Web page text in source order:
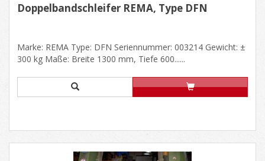
Doppelbandschleifer REMA, Type DFN
Marke: REMA Type: DFN Seriennummer: 003214 Gewicht: ±
300 kg Maße: Breite 1300 mm, Tiefe 600......